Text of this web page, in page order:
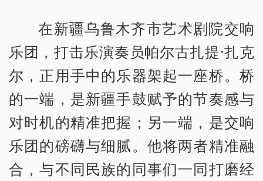
在新疆乌鲁木齐市艺术剧院交响
乐团，打击乐演奏员帕尔古扎提·扎克
尔，正用手中的乐器架起一座桥。桥
的一端，是新疆手鼓赋予的节奏感与
对时机的精准把握；另一端，是交响
乐团的磅礴与细腻。他将两者精准融
合，与不同民族的同事们一同打磨经